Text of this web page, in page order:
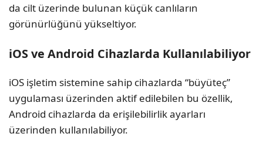
da cilt üzerinde bulunan küçük canlıların
görünürlüğünü yükseltiyor.
iOS ve Android Cihazlarda Kullanılabiliyor
iOS işletim sistemine sahip cihazlarda “büyüteç”
uygulaması üzerinden aktif edilebilen bu özellik,
Android cihazlarda da erişilebilirlik ayarları
üzerinden kullanılabiliyor.